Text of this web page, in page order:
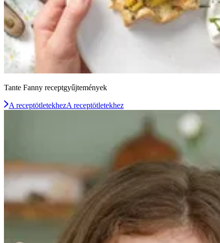
Tante Fanny receptgyűjtemények
A receptötletekhezA receptötletekhez